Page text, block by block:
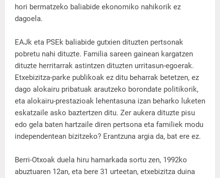
hori bermatzeko baliabide ekonomiko nahikorik ez
dagoela.
EAJk eta PSEk baliabide gutxien dituzten pertsonak
pobretu nahi dituzte. Familia sareen gainean kargatzen
dituzte herritarrak astintzen dituzten urritasun-egoerak.
Etxebizitza-parke publikoak ez ditu beharrak betetzen, ez
dago alokairu pribatuak arautzeko borondate politikorik,
eta alokairu-prestazioak lehentasuna izan beharko luketen
eskatzaile asko baztertzen ditu. Zer aukera dituzte pisu
edo gela baten hartzaile diren pertsona eta familiek modu
independentean bizitzeko? Erantzuna argia da, bat ere ez.
Berri-Otxoak duela hiru hamarkada sortu zen, 1992ko
abuztuaren 12an, eta bere 31 urteetan, etxebizitza duina